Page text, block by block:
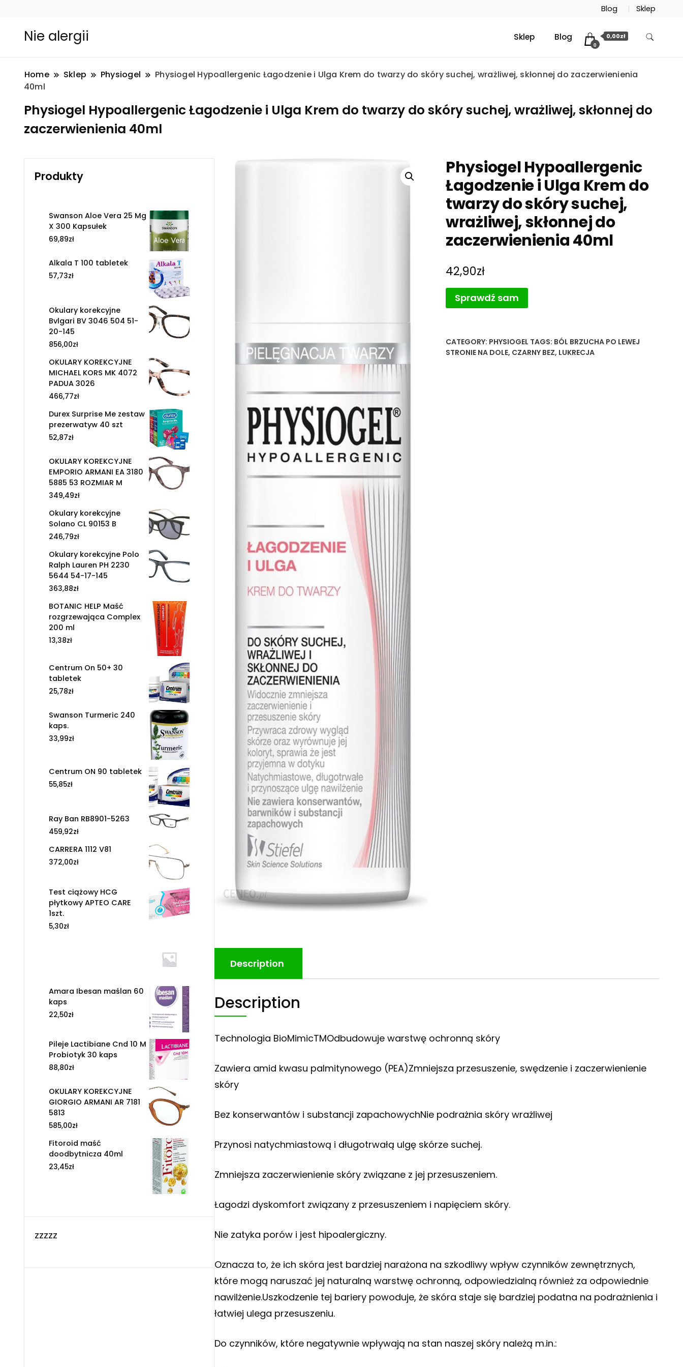
Blog Sklep
Nie alergii Sklep Blog
0
0,00zł
Home Sklep Physiogel
Physiogel Hypoallergenic Łagodzenie i Ulga Krem do twarzy do skóry suchej, wrażliwej, skłonnej do zaczerwienienia
40ml
Physiogel Hypoallergenic Łagodzenie i Ulga Krem do twarzy do skóry suchej, wrażliwej, skłonnej do
zaczerwienienia 40ml
Physiogel Hypoallergenic
Łagodzenie i Ulga Krem do
twarzy do skóry suchej,
wrażliwej, skłonnej do
zaczerwienienia 40ml
42,90zł
Sprawdź sam
CATEGORY: PHYSIOGEL TAGS: BÓL BRZUCHA PO LEWEJ
STRONIE NA DOLE, CZARNY BEZ, LUKRECJA
Description
Description
Technologia BioMimicTMOdbudowuje warstwę ochronną skóry
Zawiera amid kwasu palmitynowego (PEA)Zmniejsza przesuszenie, swędzenie i zaczerwienienie
skóry
Bez konserwantów i substancji zapachowychNie podrażnia skóry wrażliwej
Przynosi natychmiastową i długotrwałą ulgę skórze suchej.
Zmniejsza zaczerwienienie skóry związane z jej przesuszeniem.
Łagodzi dyskomfort związany z przesuszeniem i napięciem skóry.
Nie zatyka porów i jest hipoalergiczny.
Oznacza to, że ich skóra jest bardziej narażona na szkodliwy wpływ czynników zewnętrznych,
które mogą naruszać jej naturalną warstwę ochronną, odpowiedzialną również za odpowiednie
nawilżenie.Uszkodzenie tej bariery powoduje, że skóra staje się bardziej podatna na podrażnienia i
łatwiej ulega przesuszeniu.
Do czynników, które negatywnie wpływają na stan naszej skóry należą m.in.:
Produkty
Swanson Aloe Vera 25 Mg
X 300 Kapsułek
69,89zł
Alkala T 100 tabletek
57,73zł
Okulary korekcyjne
Bvlgari BV 3046 504 51-
20-145
856,00zł
OKULARY KOREKCYJNE
MICHAEL KORS MK 4072
PADUA 3026
466,77zł
Durex Surprise Me zestaw
prezerwatyw 40 szt
52,87zł
OKULARY KOREKCYJNE
EMPORIO ARMANI EA 3180
5885 53 ROZMIAR M
349,49zł
Okulary korekcyjne
Solano CL 90153 B
246,79zł
Okulary korekcyjne Polo
Ralph Lauren PH 2230
5644 54-17-145
363,88zł
BOTANIC HELP Maść
rozgrzewająca Complex
200 ml
13,38zł
Centrum On 50+ 30
tabletek
25,78zł
Swanson Turmeric 240
kaps.
33,99zł
Centrum ON 90 tabletek
55,85zł
Ray Ban RB8901-5263
459,92zł
CARRERA 1112 V81
372,00zł
Test ciążowy HCG
płytkowy APTEO CARE
1szt.
5,30zł
Amara Ibesan maślan 60
kaps
22,50zł
Pileje Lactibiane Cnd 10 M
Probiotyk 30 kaps
88,80zł
OKULARY KOREKCYJNE
GIORGIO ARMANI AR 7181
5813
585,00zł
Fitoroid maść
doodbytnicza 40ml
23,45zł
zzzzz